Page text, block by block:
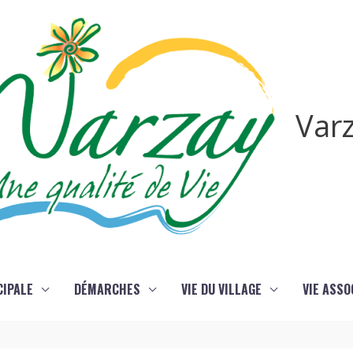
DÉMARCHES VIE DU VILLAGE VIE